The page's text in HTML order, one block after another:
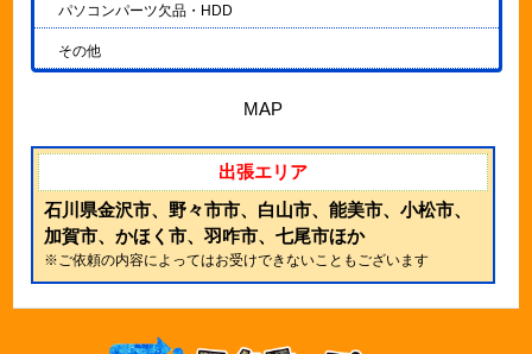
パソコンパーツ欠品・HDD
その他
MAP
出張エリア
石川県金沢市、野々市市、白山市、能美市、小松市、
加賀市、かほく市、羽咋市、七尾市ほか
※ご依頼の内容によってはお受けできないこともございます